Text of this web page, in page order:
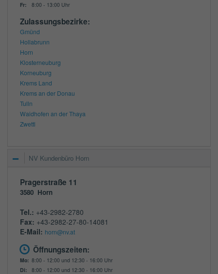
Fr:
8:00 - 13:00 Uhr
Zulassungsbezirke:
Gmünd
Hollabrunn
Horn
Klosterneuburg
Korneuburg
Krems Land
Krems an der Donau
Tulln
Waidhofen an der Thaya
Zwettl
NV Kundenbüro Horn
Pragerstraße 11
3580 Horn
Tel.: +43-2982-2780
Fax: +43-2982-27-80-14081
E-Mail: horn@nv.at
Öffnungszeiten:
Mo: 8:00 - 12:00 und 12:30 - 16:00 Uhr
Di:
8:00 - 12:00 und 12:30 - 16:00 Uhr